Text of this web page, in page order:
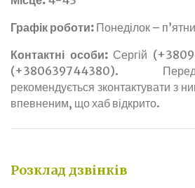
Графік роботи: Понеділок –
Контактні особи:Сергій
(+380639744380).
рекомендується зконтактувати з
впевненим, що хаб відкрито.
Розклад дзвінків